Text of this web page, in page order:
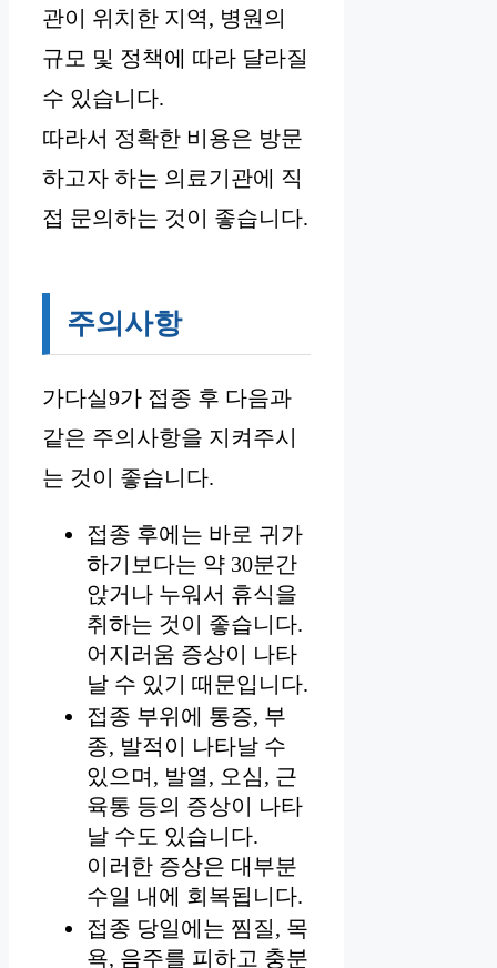
관이 위치한 지역, 병원의
규모 및 정책에 따라 달라질
수 있습니다.
따라서 정확한 비용은 방문
하고자 하는 의료기관에 직
접 문의하는 것이 좋습니다.
주의사항
가다실9가 접종 후 다음과
같은 주의사항을 지켜주시
는 것이 좋습니다.
접종 후에는 바로 귀가
하기보다는 약 30분간
앉거나 누워서 휴식을
취하는 것이 좋습니다.
어지러움 증상이 나타
날 수 있기 때문입니다.
접종 부위에 통증, 부
종, 발적이 나타날 수
있으며, 발열, 오심, 근
육통 등의 증상이 나타
날 수도 있습니다.
이러한 증상은 대부분
수일 내에 회복됩니다.
접종 당일에는 찜질, 목
욕, 음주를 피하고 충분